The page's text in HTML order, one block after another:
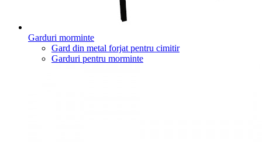
Garduri morminte
Gard din metal forjat pentru cimitir
Garduri pentru morminte